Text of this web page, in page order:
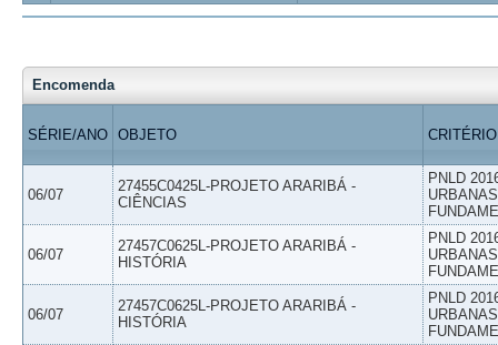
Encomenda
SÉRIE/ANO OBJETO CRITÉRIO
06/07
27455C0425L-PROJETO ARARIBÁ -
CIÊNCIAS
PNLD
06/07
27457C0625L-PROJETO ARARIBÁ -
HISTÓRIA
PNLD
06/07
27457C0625L-PROJETO ARARIBÁ -
HISTÓRIA
PNLD